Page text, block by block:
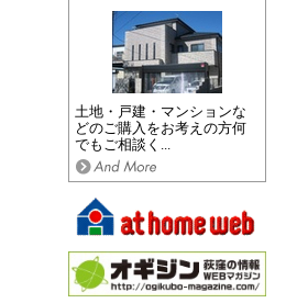
土地・戸建・マンションな
どのご購入をお考えの方何
でもご相談く...